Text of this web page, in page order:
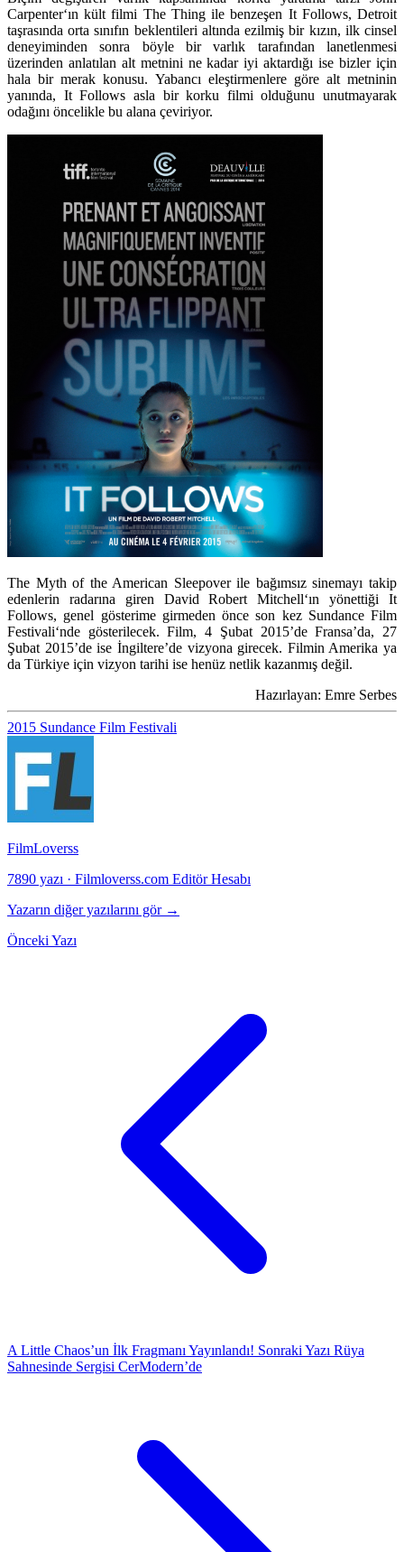
Carpenter‘ın kült filmi The Thingile benzeşen It Follows, Detroit
taşrasında orta sınıfın beklentileri altında ezilmiş bir kızın, ilk cinsel
deneyiminden sonra böyle bir varlık tarafından lanetlenmesi
üzerinden anlatılan alt metnini ne kadar iyi aktardığı ise bizler için
hala bir merak konusu. Yabancı eleştirmenlere göre alt metninin
yanında, It Follows asla bir korku filmi olduğunu unutmayarak
odağını öncelikle bu alana çeviriyor.
The Myth of the American Sleepoverile bağımsız sinemayı takip
edenlerin radarına giren David Robert Mitchell‘ın yönettiği It
Follows, genel gösterime girmeden önce son kez Sundance Film
Festivali‘nde gösterilecek. Film, 4 Şubat 2015’de Fransa’da, 27
Şubat 2015’de ise İngiltere’de vizyona girecek. Filmin Amerika ya
da Türkiye için vizyon tarihi ise henüz netlik kazanmış değil.
Hazırlayan: Emre Serbes
2015 Sundance Film Festivali
FilmLoverss
7890 yazı · Filmloverss.com Editör Hesabı
Yazarın diğer yazılarını gör →
Önceki Yazı
A Little Chaos’un İlk Fragmanı Yayınlandı! Sonraki Yazı Rüya
Sahnesinde Sergisi CerModern’de